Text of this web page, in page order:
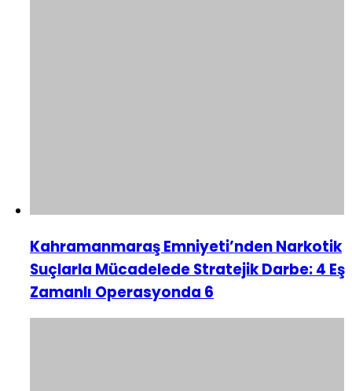
Kahramanmaraş Emniyeti’nden Narkotik
Suçlarla Mücadelede Stratejik Darbe: 4 Eş
Zamanlı Operasyonda 6